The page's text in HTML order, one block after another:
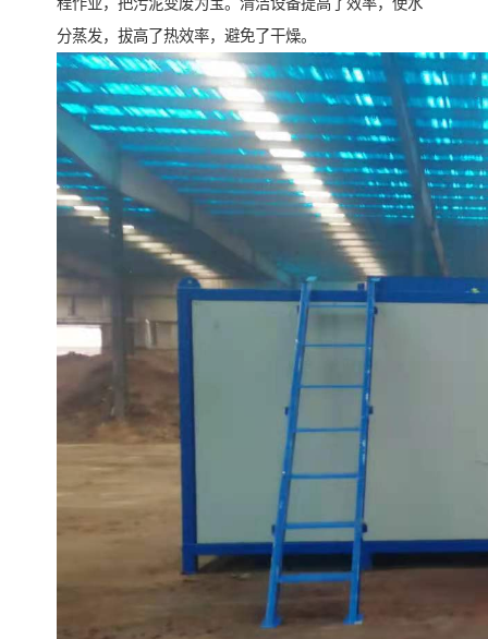
分蒸发，拔高了热效率，避免了干燥。